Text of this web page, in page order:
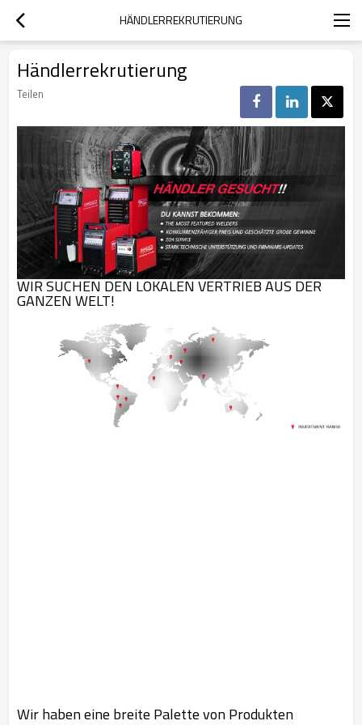
HÄNDLERREKRUTIERUNG
Händlerrekrutierung
Teilen
WIR SUCHEN DEN LOKALEN VERTRIEB AUS DER
GANZEN WELT!
Wir haben eine breite Palette von Produkten